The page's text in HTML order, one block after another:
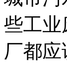
些工业
厂都